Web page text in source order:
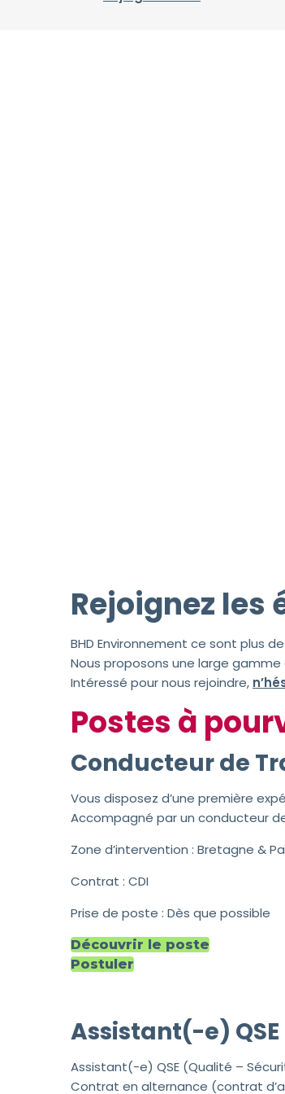
Rejoignez les
BHD Environnement ce sont plus
Nous proposons une large
Intéressé pour nous rejoindre,
Postes à
Conducteur de
Vous disposez d’une première
Accompagné par un conducteur
Zone d’intervention : Bretagne &
Contrat : CDI
Prise de poste : Dès que possible
Découvrir le poste
Postuler
Assistant(-e)
Assistant(-e) QSE (Qualité –
Contrat en alternance (contrat